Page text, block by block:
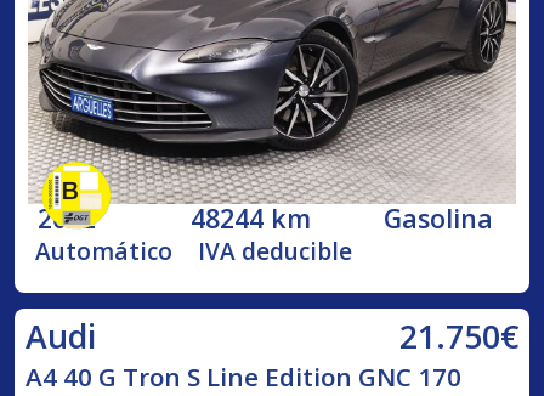
2022 48244 km Gasolina
Automático IVA deducible
Audi 21.750€
A4 40 G Tron S Line Edition GNC 170